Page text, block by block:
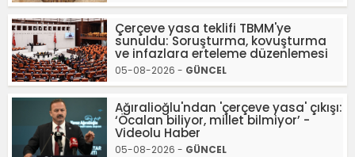
Çerçeve yasa teklifi TBMM'ye
sunuldu: Soruşturma, kovuşturma
ve infazlara erteleme düzenlemesi
05-08-2026 - GÜNCEL
Ağıralioğlu'ndan 'çerçeve yasa' çıkışı:
‘Öcalan biliyor, millet bilmiyor’ -
Videolu Haber
05-08-2026 - GÜNCEL